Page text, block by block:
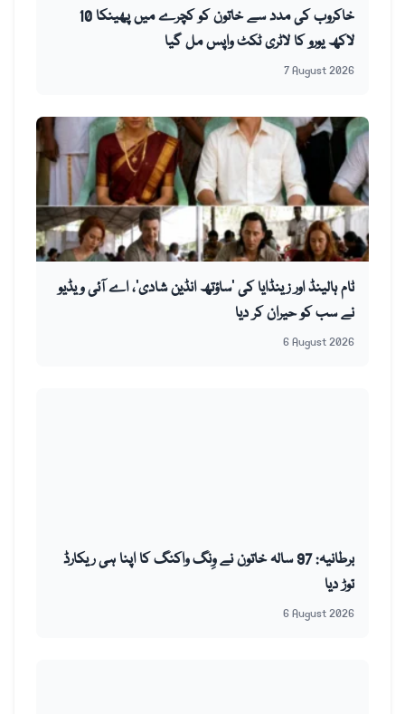
خاکروب کی مدد سے خاتون کو کچرے میں پھینکا 10
لاکھ یورو کا لاٹری ٹکٹ واپس مل گیا
7 August 2026
ٹام ہالینڈ اور زینڈایا کی ’ساؤتھ انڈین شادی‘، اے آئی ویڈیو
نے سب کو حیران کر دیا
6 August 2026
برطانیہ: 97 سالہ خاتون نے وِنگ واکنگ کا اپنا ہی ریکارڈ
توڑ دیا
6 August 2026